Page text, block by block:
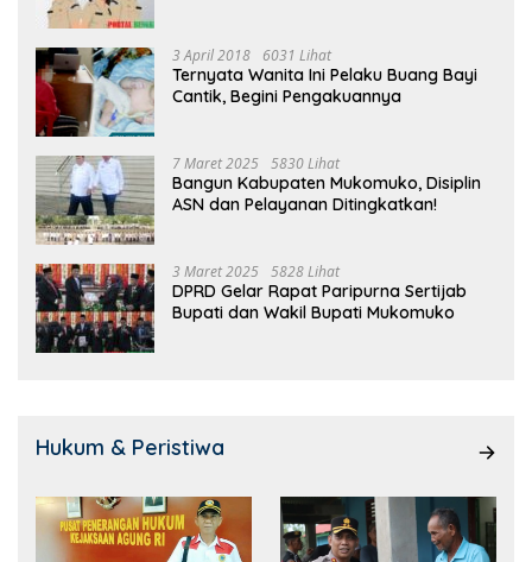
3 April 2018 6031 Lihat
Ternyata Wanita Ini Pelaku Buang Bayi
Cantik, Begini Pengakuannya
7 Maret 2025 5830 Lihat
Bangun Kabupaten Mukomuko, Disiplin
ASN dan Pelayanan Ditingkatkan!
3 Maret 2025 5828 Lihat
DPRD Gelar Rapat Paripurna Sertijab
Bupati dan Wakil Bupati Mukomuko
Hukum & Peristiwa